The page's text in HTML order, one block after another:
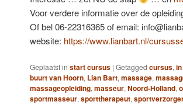
Voor verdere informatie over de
Of bel 06-22316365 of email:
website: https://www.lianbart.nl/
Geplaatst in start cursus | Getagged cursus,
buurt van Hoorn, Lian Bart,massage,
massageopleiding,masseur,Noord-Holland,
sportmasseur,sporttherapeut,